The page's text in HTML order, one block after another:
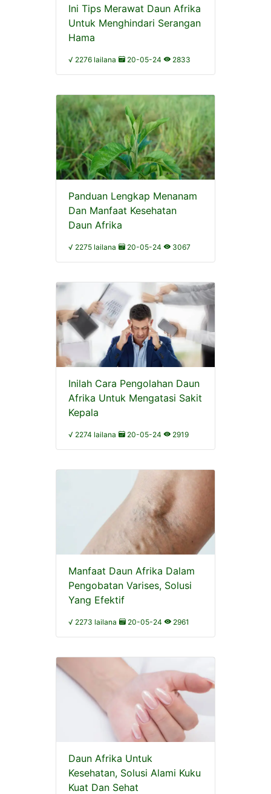
Ini Tips Merawat Daun Afrika
Untuk Menghindari Serangan
Hama
√ 2276 lailana 20-05-24 2833
Panduan Lengkap Menanam
Dan Manfaat Kesehatan
Daun Afrika
√ 2275 lailana 20-05-24 3067
Inilah Cara Pengolahan Daun
Afrika Untuk Mengatasi Sakit
Kepala
√ 2274 lailana 20-05-24 2919
Manfaat Daun Afrika Dalam
Pengobatan Varises, Solusi
Yang Efektif
√ 2273 lailana 20-05-24 2961
Daun Afrika Untuk
Kesehatan, Solusi Alami Kuku
Kuat Dan Sehat